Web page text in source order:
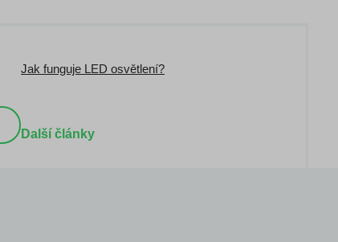
Jak funguje LED osvětlení?
Další články